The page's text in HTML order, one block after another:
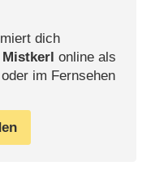
dich
Mistkerl online als
im Fernsehen